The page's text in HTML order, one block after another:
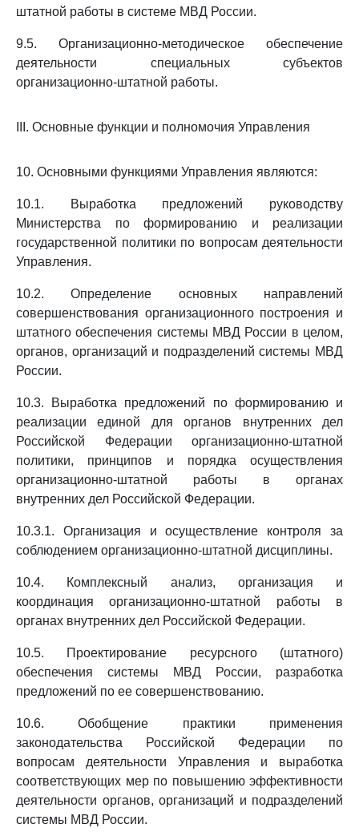
штатной работы в системе МВД России.
9.5. Организационно-методическое обеспечение
деятельности специальных субъектов
организационно-штатной работы.
III. Основные функции и полномочия Управления
10. Основными функциями Управления являются:
10.1. Выработка предложений руководству
Министерства по формированию и реализации
государственной политики по вопросам деятельности
Управления.
10.2. Определение основных направлений
совершенствования организационного построения и
штатного обеспечения системы МВД России в целом,
органов, организаций и подразделений системы МВД
России.
10.3. Выработка предложений по формированию и
реализации единой для органов внутренних дел
Российской Федерации организационно-штатной
политики, принципов и порядка осуществления
организационно-штатной работы в органах
внутренних дел Российской Федерации.
10.3.1. Организация и осуществление контроля за
соблюдением организационно-штатной дисциплины.
10.4. Комплексный анализ, организация и
координация организационно-штатной работы в
органах внутренних дел Российской Федерации.
10.5. Проектирование ресурсного (штатного)
обеспечения системы МВД России, разработка
предложений по ее совершенствованию.
10.6. Обобщение практики применения
законодательства Российской Федерации по
вопросам деятельности Управления и выработка
соответствующих мер по повышению эффективности
деятельности органов, организаций и подразделений
системы МВД России.